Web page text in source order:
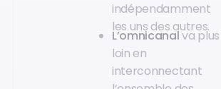
indépendamment
les uns des autres.
L’omnicanalva plus
loin en
interconnectant